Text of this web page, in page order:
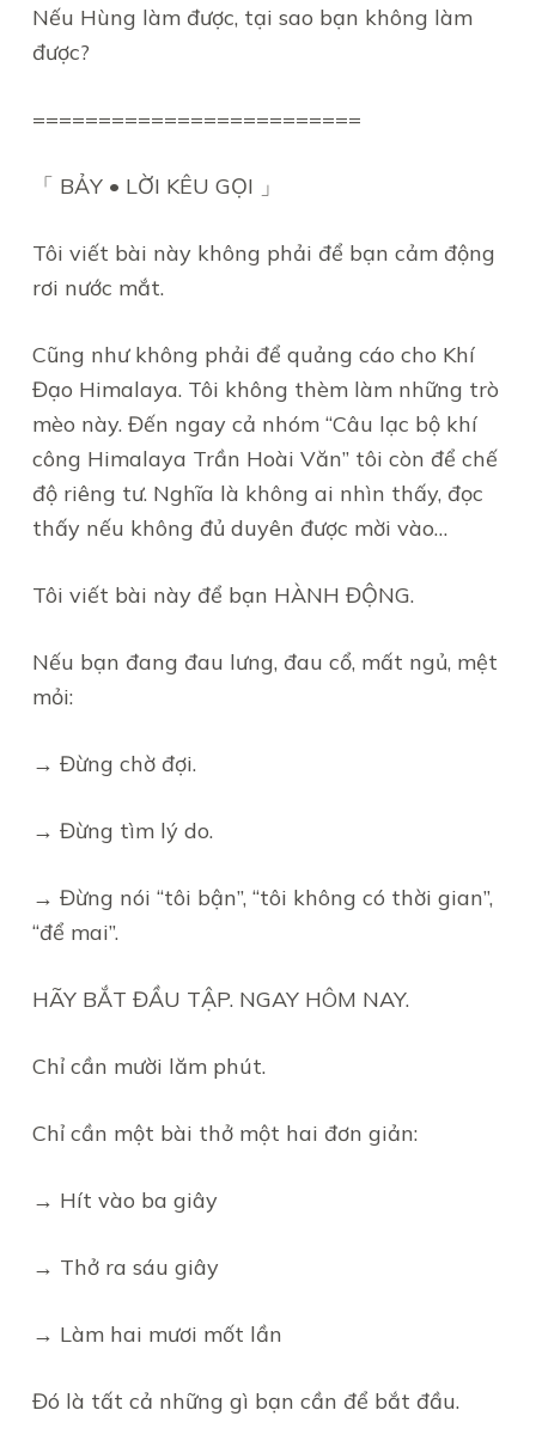
Nếu Hùng làm được, tại sao bạn không làm
được?
=========================
「 BẢY • LỜI KÊU GỌI 」
Tôi viết bài này không phải để bạn cảm động
rơi nước mắt.
Cũng như không phải để quảng cáo cho Khí
Đạo Himalaya. Tôi không thèm làm những trò
mèo này. Đến ngay cả nhóm “Câu lạc bộ khí
công Himalaya Trần Hoài Văn” tôi còn để chế
độ riêng tư. Nghĩa là không ai nhìn thấy, đọc
thấy nếu không đủ duyên được mời vào…
Tôi viết bài này để bạn HÀNH ĐỘNG.
Nếu bạn đang đau lưng, đau cổ, mất ngủ, mệt
mỏi:
→ Đừng chờ đợi.
→ Đừng tìm lý do.
→ Đừng nói “tôi bận”, “tôi không có thời gian”,
“để mai”.
HÃY BẮT ĐẦU TẬP. NGAY HÔM NAY.
Chỉ cần mười lăm phút.
Chỉ cần một bài thở một hai đơn giản:
→ Hít vào ba giây
→ Thở ra sáu giây
→ Làm hai mươi mốt lần
Đó là tất cả những gì bạn cần để bắt đầu.